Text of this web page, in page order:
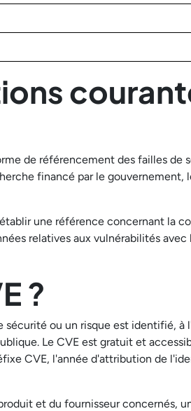
de référencement des failles de
financé par le gouvernement,
une référence concernant la
relatives aux vulnérabilités avec
?
ou un risque est identifié, à
Le CVE est gratuit et
CVE, l'année d'attribution de
et du fournisseur concernés,